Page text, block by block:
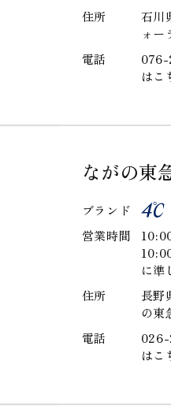
住所
石川
ォー
電話
はこ
ながの東
ブランド
営業時間
に準
住所
長野
の東
電話
はこ